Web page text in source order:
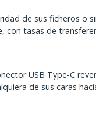
de sus ficheros o
con tasas de
USB Type-C
de sus caras